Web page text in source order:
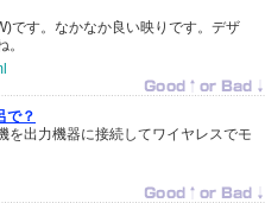
です。なかなか良い映りです。デザ
で？
を出力機器に接続してワイヤレスでモ